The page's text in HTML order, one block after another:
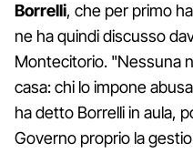
Borrelli, che per primo
ne ha quindi discusso
Montecitorio. "Nessuna
casa: chi lo impone
ha detto Borrelli in aula,
Governo proprio la